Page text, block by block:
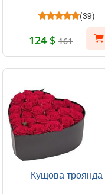
(39)
124 $ 161
Кущова троянда